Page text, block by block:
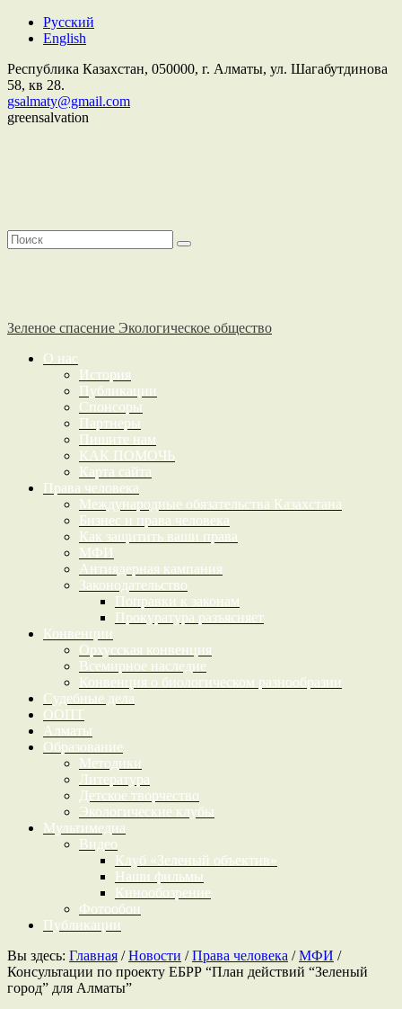
Русский
English
Республика Казахстан, 050000, г. Алматы, ул. Шагабутдинова
58, кв 28.
gsalmaty@gmail.com
greensalvation
Зеленое спасение Экологическое общество
О нас
История
Публикации
Спонсоры
Партнеры
Пишите нам
КАК ПОМОЧЬ
Карта сайта
Права человека
Международные обязательства Казахстана
Бизнес и права человека
Как защитить ваши права
МФИ
Антиядерная кампания
Законодательство
Поправки к законам
Прокуратура разъясняет
Конвенции
Орхусская конвенция
Всемирное наследие
Конвенция о биологическом разнообразии
Судебные дела
ООПТ
Алматы
Образование
Методики
Литература
Детское творчество
Экологические клубы
Мультимедиа
Видео
Клуб «Зеленый объектив»
Наши фильмы
Кинообозрение
Фотообои
Публикации
Вы здесь: Главная /Новости /Права человека /МФИ /
Консультации по проекту ЕБРР “План действий “Зеленый
город” для Алматы”